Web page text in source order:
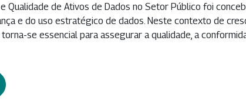
Qualidade de Ativos de Dados no Setor Público foi
e do uso estratégico de dados. Neste contexto de
se essencial para assegurar a qualidade, a